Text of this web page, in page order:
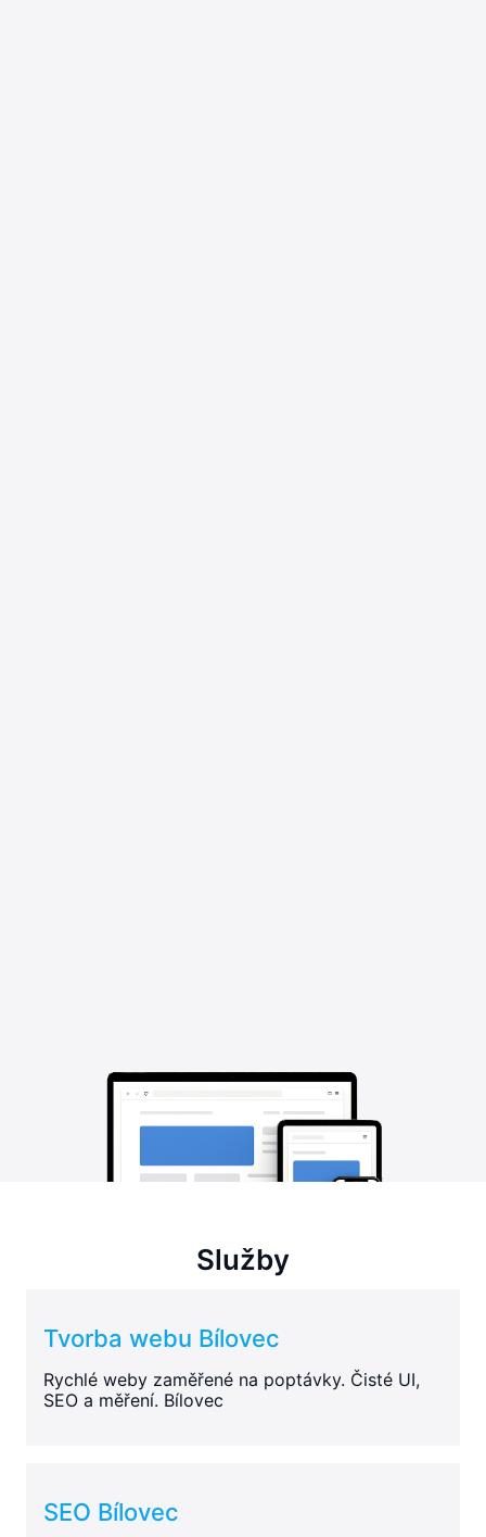
Služby
Tvorba webu Bílovec
Rychlé weby zaměřené na poptávky. Čisté UI,
SEO a měření. Bílovec
SEO Bílovec